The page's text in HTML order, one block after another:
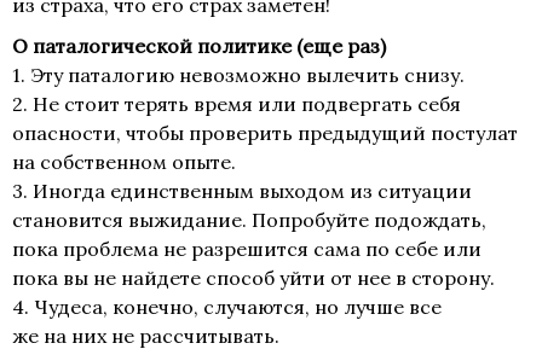
из страха, что его страх заметен!
О паталогической политике (еще раз)
1. Эту паталогию невозможно вылечить снизу.
2. Не стоит терять время или подвергать себя
опасности, чтобы проверить предыдущий постулат
на собственном опыте.
3. Иногда единственным выходом из ситуации
становится выжидание. Попробуйте подождать,
пока проблема не разрешится сама по себе или
пока вы не найдете способ уйти от нее в сторону.
4. Чудеса, конечно, случаются, но лучше все
же на них не рассчитывать.